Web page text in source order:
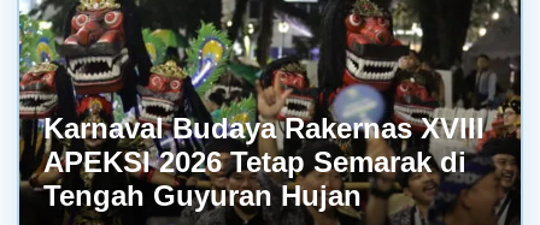
Karnaval Budaya Rakernas XVIII
APEKSI 2026 Tetap Semarak di
Tengah Guyuran Hujan